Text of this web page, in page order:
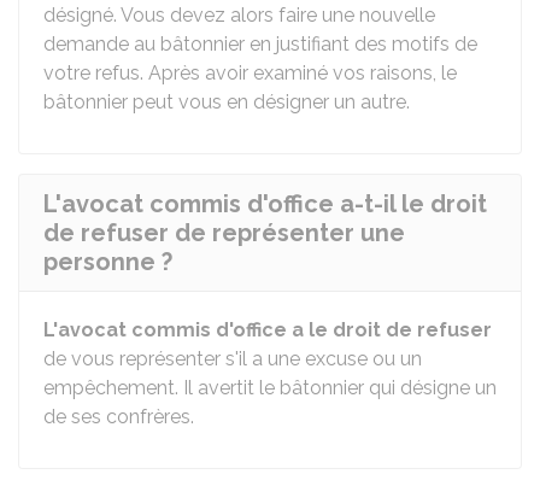
désigné. Vous devez alors faire une nouvelle
demande au bâtonnier en justifiant des motifs de
votre refus. Après avoir examiné vos raisons, le
bâtonnier peut vous en désigner un autre.
L'avocat commis d'office a-t-il le droit
de refuser de représenter une
personne ?
L'avocat commis d'office a le droit de refuser
de vous représenter s'il a une excuse ou un
empêchement. Il avertit le bâtonnier qui désigne un
de ses confrères.